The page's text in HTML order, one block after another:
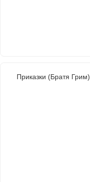
Приказки (Братя Грим)